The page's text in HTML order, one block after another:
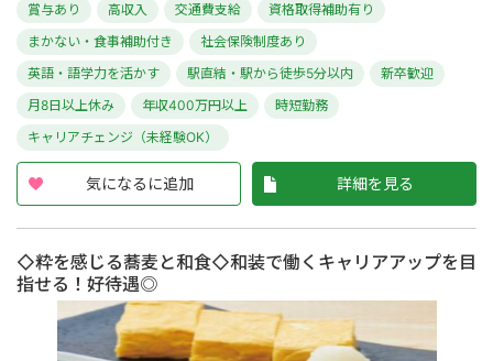
賞与あり
高収入 交通費支給
資格取得補助有り
まかない・食事補助付き
社会保険制度あり
英語・語学力を活かす
駅直結・駅から徒歩5分以内
新卒歓迎
月8日以上休み
年収400万円以上
時短勤務
キャリアチェンジ（未経験OK）
気になるに追加 詳細を見る
◇粋を感じる蕎麦と和食◇和装で働くキャリアアップを目
指せる！好待遇◎